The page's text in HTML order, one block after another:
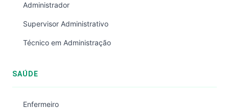
Administrador
Supervisor Administrativo
Técnico em Administração
SAÚDE
Enfermeiro